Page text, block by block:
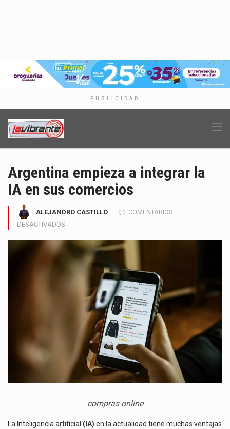
PUBLICIDAD
Argentina empieza a integrar la
IA en sus comercios
ALEJANDRO CASTILLO
COMENTARIOS
DESACTIVADOS
EMPIEZA
INTEGRAR
COMERCIOS
compras online
La Inteligencia artificial (IA) en la actualidad tiene muchas ventajas